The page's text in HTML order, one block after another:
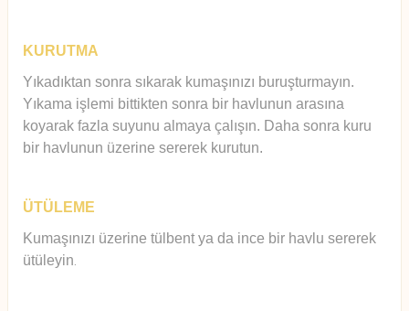
KURUTMA
Yıkadıktan sonra sıkarak kumaşınızı buruşturmayın.
Yıkama işlemi bittikten sonra bir havlunun arasına
koyarak fazla suyunu almaya çalışın. Daha sonra kuru
bir havlunun üzerine sererek kurutun.
ÜTÜLEME
Kumaşınızı üzerine tülbent ya da ince bir havlu sererek
ütüleyin.